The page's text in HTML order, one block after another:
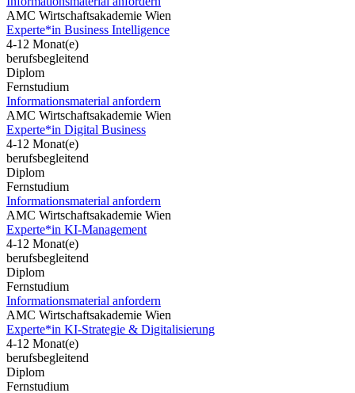
AMC Wirtschaftsakademie Wien
Experte*in Business Intelligence
4-12 Monat(e)
berufsbegleitend
Diplom
Fernstudium
Informationsmaterial anfordern
AMC Wirtschaftsakademie Wien
Experte*in Digital Business
4-12 Monat(e)
berufsbegleitend
Diplom
Fernstudium
Informationsmaterial anfordern
AMC Wirtschaftsakademie Wien
Experte*in KI-Management
4-12 Monat(e)
berufsbegleitend
Diplom
Fernstudium
Informationsmaterial anfordern
AMC Wirtschaftsakademie Wien
Experte*in KI-Strategie & Digitalisierung
4-12 Monat(e)
berufsbegleitend
Diplom
Fernstudium